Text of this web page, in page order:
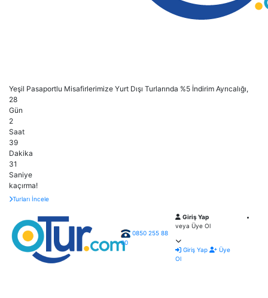
Yeşil Pasaportlu Misafirlerimize Yurt Dışı Turlarında %5 İndirim Ayrıcalığı,
28
Gün
2
Saat
39
Dakika
29
Saniye
kaçırma!
Turları İncele
0850 255 88
00
Giriş Yap
veya Üye Ol
Giriş Yap
Üye
Ol